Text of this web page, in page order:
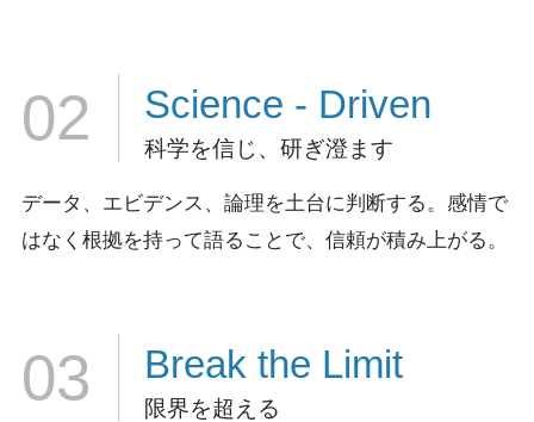
02 Science - Driven
科学を信じ、研ぎ澄ます
データ、エビデンス、論理を土台に判断する。 感情で
はなく根拠を持って語ることで、信頼が積み上がる。
03 Break the Limit
限界を超える